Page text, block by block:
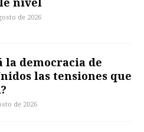
de 2026
la democracia de
las tensiones que
de 2026